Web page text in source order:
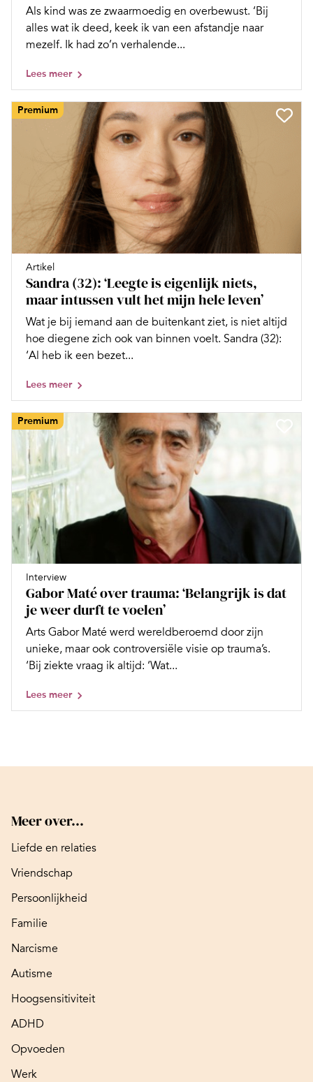
Als kind was ze zwaarmoedig en overbewust. ‘Bij
alles wat ik deed, keek ik van een afstandje naar
mezelf. Ik had zo’n verhalende...
Lees meer
Premium
Artikel
Sandra (32): ‘Leegte is eigenlijk niets,
maar intussen vult het mijn hele leven’
Wat je bij iemand aan de buitenkant ziet, is niet altijd
hoe diegene zich ook van binnen voelt. Sandra (32):
‘Al heb ik een bezet...
Lees meer
Premium
Interview
Gabor Maté over trauma: ‘Belangrijk is dat
je weer durft te voelen’
Arts Gabor Maté werd wereldberoemd door zijn
unieke, maar ook controversiële visie op trauma’s.
‘Bij ziekte vraag ik altijd: ‘Wat...
Lees meer
Meer over...
Liefde en relaties
Vriendschap
Persoonlijkheid
Familie
Narcisme
Autisme
Hoogsensitiviteit
ADHD
Opvoeden
Werk